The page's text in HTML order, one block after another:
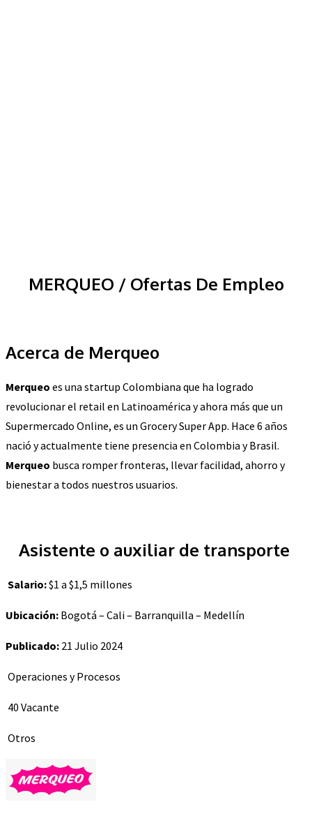
MERQUEO / Ofertas De Empleo
Acerca de Merqueo
Merqueo es una startup Colombiana que ha logrado
revolucionar el retail en Latinoamérica y ahora más que un
Supermercado Online, es un Grocery Super App. Hace 6 años
nació y actualmente tiene presencia en Colombia y Brasil.
Merqueo busca romper fronteras, llevar facilidad, ahorro y
bienestar a todos nuestros usuarios.
Asistente o auxiliar de transporte
Salario:$1 a $1,5 millones
Ubicación: Bogotá – Cali – Barranquilla – Medellín
Publicado: 21 Julio 2024
Operaciones y Procesos
40 Vacante
Otros